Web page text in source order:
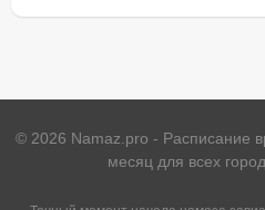
© 2026 Namaz.pro - Расписание
месяц для всех